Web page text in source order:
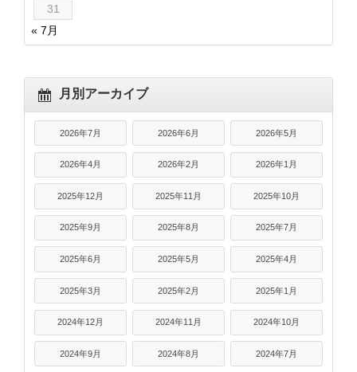
31
« 7月
月別アーカイブ
2026年7月 2026年6月 2026年5月
2026年4月 2026年2月 2026年1月
2025年12月 2025年11月 2025年10月
2025年9月 2025年8月 2025年7月
2025年6月 2025年5月 2025年4月
2025年3月 2025年2月 2025年1月
2024年12月 2024年11月 2024年10月
2024年9月 2024年8月 2024年7月